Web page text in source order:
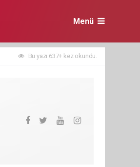
Menü
Bu yazı 637+ kez okundu.